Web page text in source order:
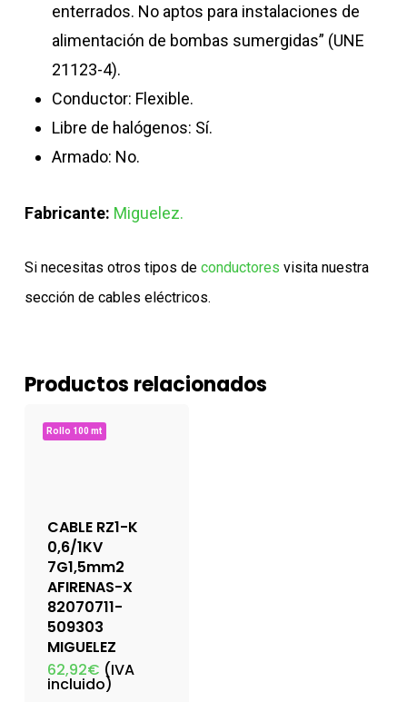
enterrados. No aptos para instalaciones de
alimentación de bombas sumergidas” (UNE
21123-4).
Conductor: Flexible.
Libre de halógenos: Sí.
Armado: No.
Fabricante: Miguelez.
Si necesitas otros tipos de conductores visita nuestra
sección de cables eléctricos.
Productos relacionados
CABLE RZ1-K
0,6/1KV
7G1,5mm2
AFIRENAS-X
82070711-
509303
MIGUELEZ
62,92€ (IVA
incluido)
Rollo 100 mt